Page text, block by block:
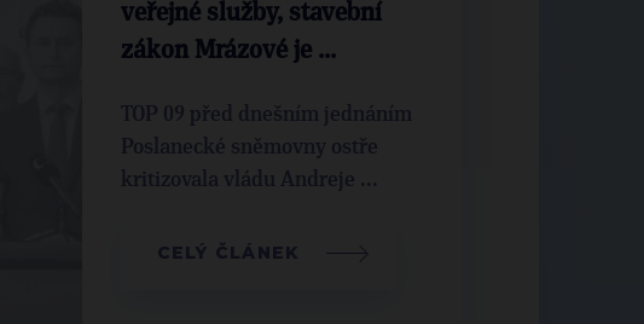
veřejné služby, stavební
zákon Mrázové je ...
TOP 09 před dnešním jednáním
Poslanecké sněmovny ostře
kritizovala vládu Andreje ...
CELÝ ČLÁNEK